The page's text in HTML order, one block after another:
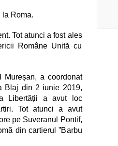
la Roma.
Tot atunci a fost ales
Române Unită cu
Mureșan, a coordonat
Blaj din 2 iunie 2019,
Libertății a avut loc
Tot atunci a avut
pe Suveranul Pontif,
din cartierul ”Barbu